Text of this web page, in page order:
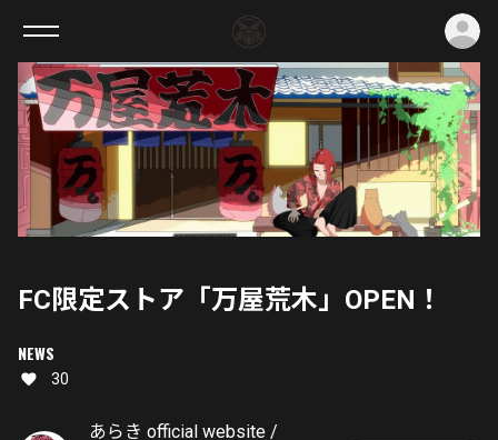
FC限定ストア「万屋荒木」OPEN！
NEWS
30
あらき official website /